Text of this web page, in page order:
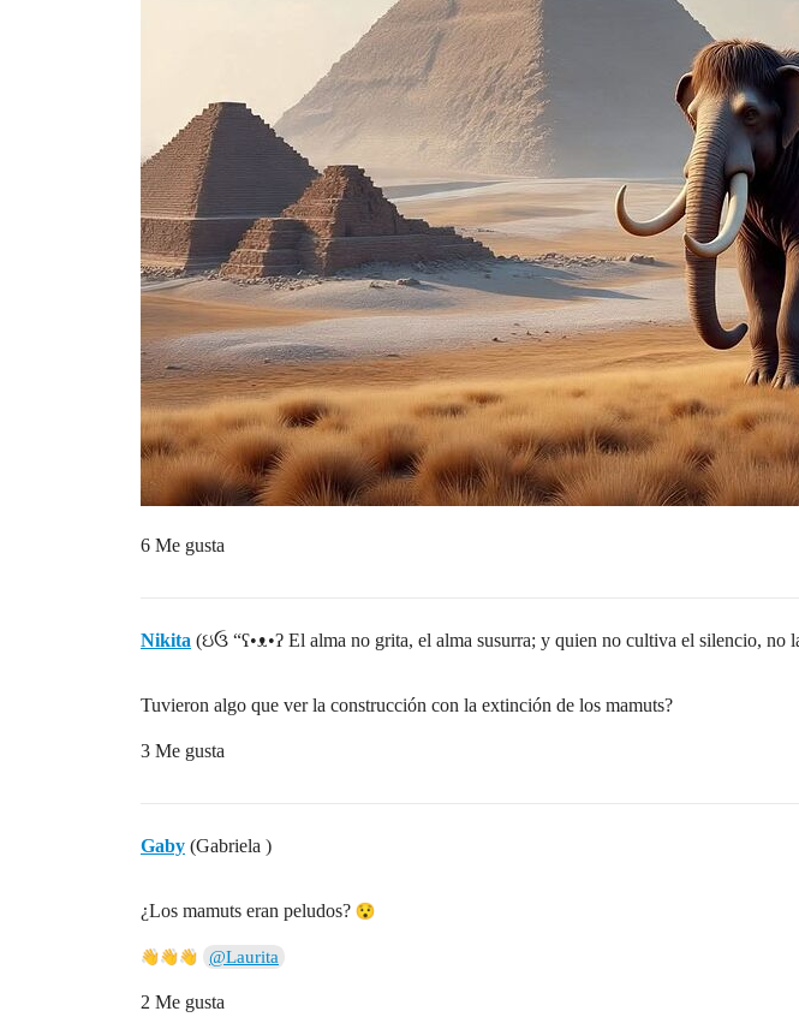
6 Me gusta
Nikita (ઇ‍ઉ “ʕ•ᴥ•ʔ El alma no grita, el alma susurra; y quien no cultiva el silencio, no
Tuvieron algo que ver la construcción con la extinción de los mamuts?
3 Me gusta
Gaby (Gabriela )
¿Los mamuts eran peludos?
@Laurita
2 Me gusta